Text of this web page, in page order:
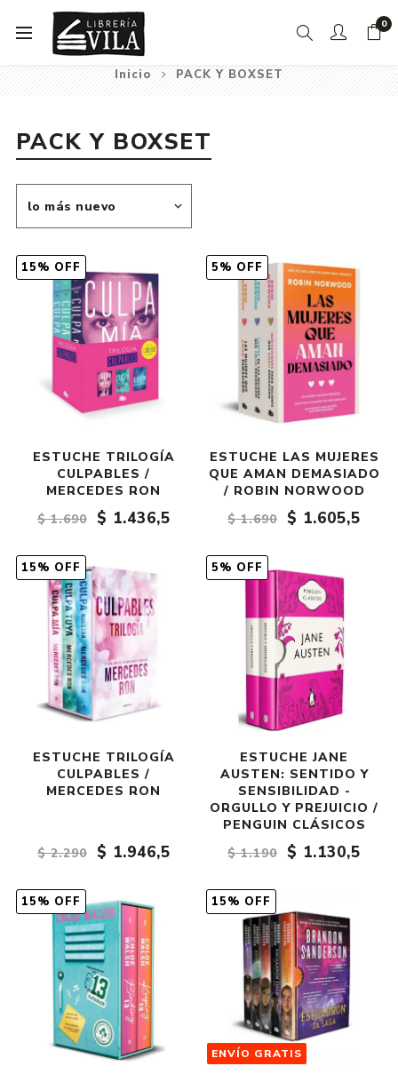
0
Inicio PACK Y BOXSET
PACK Y BOXSET
15% OFF
ESTUCHE TRILOGÍA
CULPABLES /
MERCEDES RON
$ 1.690
$ 1.436,5
5% OFF
ESTUCHE LAS MUJERES
QUE AMAN DEMASIADO
/ ROBIN NORWOOD
$ 1.690
$ 1.605,5
15% OFF
ESTUCHE TRILOGÍA
CULPABLES /
MERCEDES RON
$ 2.290 $ 1.946,5
5% OFF
ESTUCHE JANE
AUSTEN: SENTIDO Y
SENSIBILIDAD -
ORGULLO Y PREJUICIO /
PENGUIN CLÁSICOS
$ 1.190
$ 1.130,5
15% OFF 15% OFF
ENVÍO GRATIS